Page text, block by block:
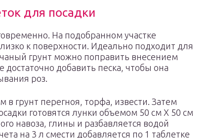
для посадки
На подобранном участке
к поверхности. Идеально подходит для
грунт можно поправить внесением
добавить песка, чтобы она
роз.
в грунт перегноя, торфа, извести. Затем
готовятся лунки объемом 50 см Х 50 см
навоза, глины и разбавляется водой
на 3 л смести добавляется по 1 таблетке